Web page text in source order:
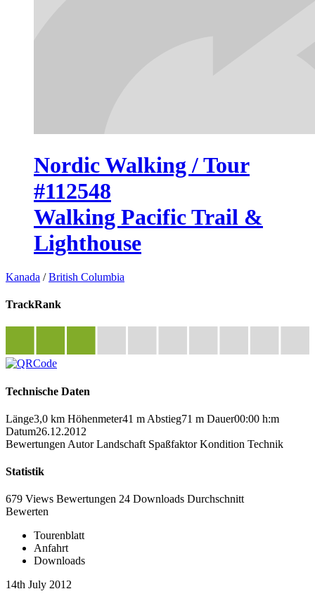
Nordic Walking / Tour
#112548
Walking Pacific Trail &
Lighthouse
Kanada /British Columbia
TrackRank
Technische Daten
Länge3,0 km Höhenmeter41 m Abstieg71 m Dauer00:00 h:m
Datum26.12.2012
Bewertungen Autor Landschaft Spaßfaktor Kondition Technik
Statistik
679 Views Bewertungen 24 Downloads Durchschnitt
Bewerten
Tourenblatt
Anfahrt
Downloads
14th July 2012